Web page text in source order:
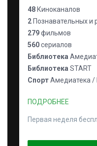
48 Киноканалов
2 Познавательных и
279фильмов
560сериалов
Библиотека
Библиотека START
СпортАмедиатека /
ПОДРОБНЕЕ
Первая неделя